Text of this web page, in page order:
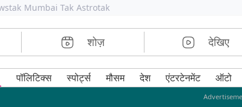
Mumbai Tak Astrotak
शोज़ देखिए
पॉलिटिक्स स्पोर्ट्स मौसम देश एंटरटेनमेंट ऑटो